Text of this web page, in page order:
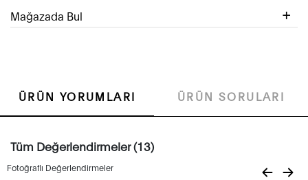
Mağazada Bul
ÜRÜN YORUMLARI ÜRÜN SORULARI
Tüm Değerlendirmeler (13)
Fotoğraflı Değerlendirmeler